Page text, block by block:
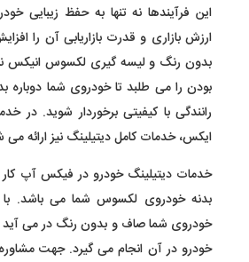
این فرآیندها نه تنها به حفظ زیبایی
ارزش بازاری و قدرت بازاریابی آن را
بدون رنگ و لیسه گیری لکسوس انیکس
بودن را می طلبد تا خودروی شما دوباره
رانندگی با کیفیتی برخوردار شوید. در
ایکس، خدمات کامل دیتیلینگ نیز ارائه می
خدمات دیتیلینگ خودرو در فیکس آپ کار
خودروی شما صاف و بدون رنگ در می آید
خودرو در آن انجام می گیرد. جهت